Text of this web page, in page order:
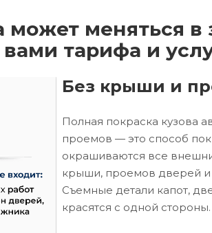
может меняться в
тарифа и
Без крыши и
Полная покраска кузова
проемов — это способ
окрашиваются все
крыши, проемов дверей
Съемные детали капот,
красятся с одной стороны.